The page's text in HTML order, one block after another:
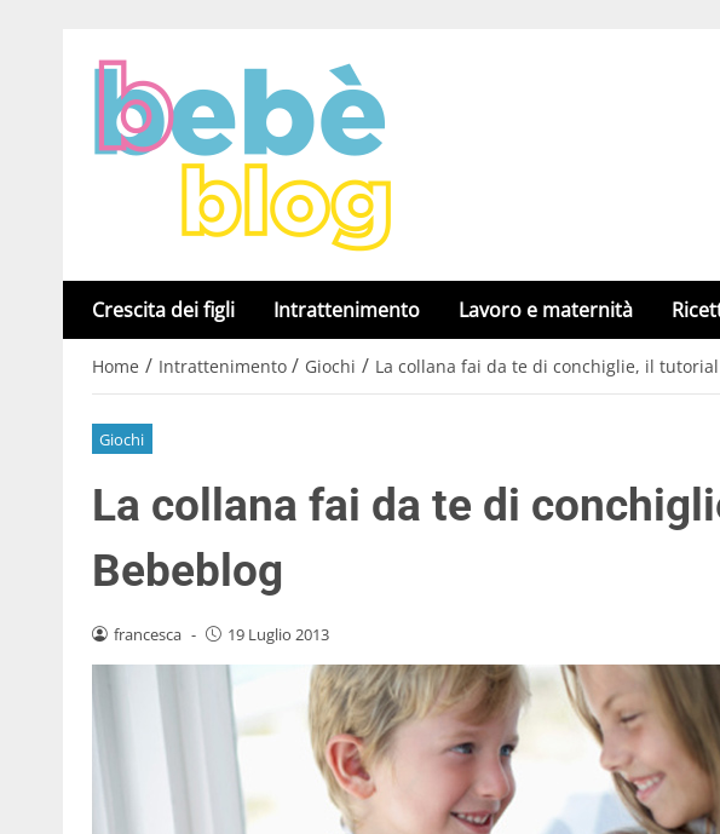
Crescita dei figli Intrattenimento Lavoro e maternità
Home / Intrattenimento / Giochi / La collana fai da te di conchiglie, il
Giochi
La collana fai da te di
Bebeblog
francesca - 19 Luglio 2013